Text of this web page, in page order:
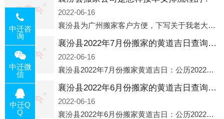
2022-06-16
襄汾县为广州搬家客户方便，下写关于我老大众搬家公司接单的流程，九条给搬家朋友参考，了解搬家公司工序，免去搬家时的没有准备好的工作，给您及时快速的搬好家。一．电话咨询：专人接待客户电话咨询，初步了解客户搬 家
襄汾县2022年7月份搬家的黄道吉日查询大全一览表哪天适合搬家好日子
2022-06-16
襄汾县2022年7月份搬家黄道吉日：公历2022年7月6日 农历六月初八 星期三 冲虎(甲寅)公历2022年7月12日 农历六月十四 星期二 冲猴(庚申)公历2022年7月13日 农历六月十五 星期三 冲鸡
襄汾县2022年6月份搬家的黄道吉日查询大全一览表哪天适合搬家好日子
2022-06-16
襄汾县2022年6月份搬家黄道吉日：公历2022年6月1日 农历五月初三 星期三 冲兔(己卯)公历2022年6月4日 农历五月初六 星期六 冲马(壬午)公历2022年6月8日 农历五月初十 星期三 冲狗(丙
中迁咨
询
中迁微
信
中迁Q
Q